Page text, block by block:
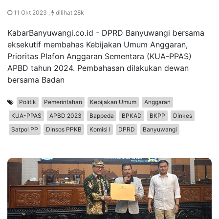
11 Okt 2023 , dilihat 28k
KabarBanyuwangi.co.id - DPRD Banyuwangi bersama
eksekutif membahas Kebijakan Umum Anggaran,
Prioritas Plafon Anggaran Sementara (KUA-PPAS)
APBD tahun 2024. Pembahasan dilakukan dewan
bersama Badan
Politik Pemerintahan Kebijakan Umum
Anggaran
KUA-PPAS
APBD 2023 Bappeda BPKAD BKPP
Dinkes
Satpol PP
Dinsos PPKB Komisi I DPRD Banyuwangi